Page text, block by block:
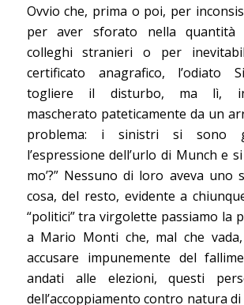
Ovvio che, prima o poi, per
per aver sforato nella
colleghi stranieri o per
certificato anagrafico, l’odiato
togliere il disturbo, ma lì, in
mascherato pateticamente da un
problema: i sinistri si sono
l’espressione dell’urlo di Munch e
mo’?” Nessuno di loro aveva uno
cosa, del resto, evidente a
“politici” tra virgolette passiamo la
a Mario Monti che, mal che
accusare impunemente del
andati alle elezioni, questi
dell’accoppiamento contro natura